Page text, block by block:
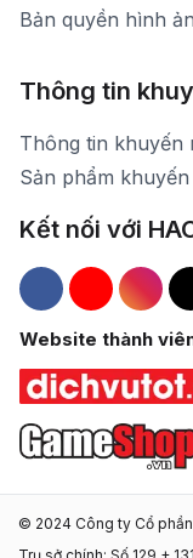
Bản quyền hình
Thông tin
Thông tin khuyến
Sản phẩm khuyến
Kết nối với
HacomHacom
Website thành
© 2024 Công ty Cổ